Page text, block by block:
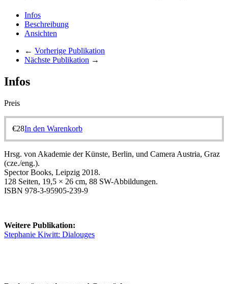
Infos
Beschreibung
Ansichten
← Vorherige Publikation
Nächste Publikation →
Infos
Preis
€28In den Warenkorb
Hrsg. von Akademie der Künste, Berlin, und Camera Austria, Graz
(cze./eng.).
Spector Books, Leipzig 2018.
128 Seiten, 19,5 × 26 cm, 88 SW-Abbildungen.
ISBN 978-3-95905-239-9
Weitere Publikation:
Stephanie Kiwitt: Dialouges